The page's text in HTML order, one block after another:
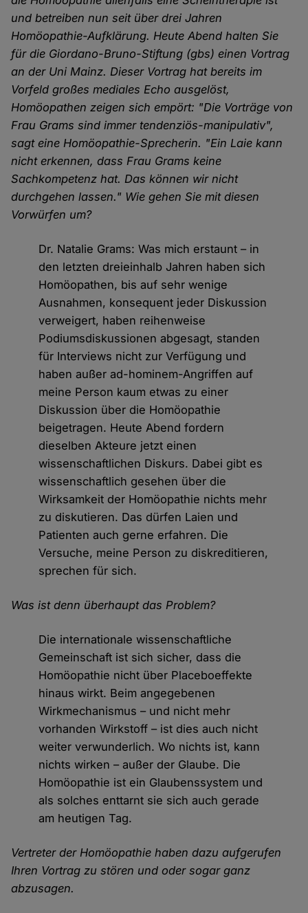
und betreiben nun seit über drei Jahren
Homöopathie-Aufklärung. Heute Abend halten Sie
für die Giordano-Bruno-Stiftung (gbs) einen Vortrag
an der Uni Mainz. Dieser Vortrag hat bereits im
Vorfeld großes mediales Echo ausgelöst,
Homöopathen zeigen sich empört: "Die Vorträge von
Frau Grams sind immer tendenziös-manipulativ",
sagt eine Homöopathie-Sprecherin. "Ein Laie kann
nicht erkennen, dass Frau Grams keine
Sachkompetenz hat. Das können wir nicht
durchgehen lassen." Wie gehen Sie mit diesen
Vorwürfen um?
Dr. Natalie Grams: Was mich erstaunt – in
den letzten dreieinhalb Jahren haben sich
Homöopathen, bis auf sehr wenige
Ausnahmen, konsequent jeder Diskussion
verweigert, haben reihenweise
Podiumsdiskussionen abgesagt, standen
für Interviews nicht zur Verfügung und
haben außer ad-hominem-Angriffen auf
meine Person kaum etwas zu einer
Diskussion über die Homöopathie
beigetragen. Heute Abend fordern
dieselben Akteure jetzt einen
wissenschaftlichen Diskurs. Dabei gibt es
wissenschaftlich gesehen über die
Wirksamkeit der Homöopathie nichts mehr
zu diskutieren. Das dürfen Laien und
Patienten auch gerne erfahren. Die
Versuche, meine Person zu diskreditieren,
sprechen für sich.
Was ist denn überhaupt das Problem?
Die internationale wissenschaftliche
Gemeinschaft ist sich sicher, dass die
Homöopathie nicht über Placeboeffekte
hinaus wirkt. Beim angegebenen
Wirkmechanismus – und nicht mehr
vorhanden Wirkstoff – ist dies auch nicht
weiter verwunderlich. Wo nichts ist, kann
nichts wirken – außer der Glaube. Die
Homöopathie ist ein Glaubenssystem und
als solches enttarnt sie sich auch gerade
am heutigen Tag.
Vertreter der Homöopathie haben dazu aufgerufen
Ihren Vortrag zu stören und oder sogar ganz
abzusagen.